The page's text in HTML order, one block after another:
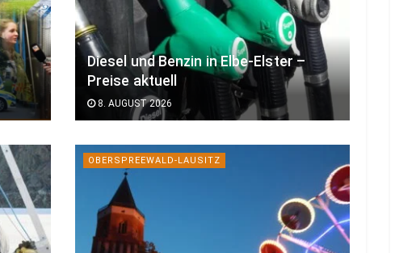
Diesel und Benzin in Elbe-Elster –
Preise aktuell
8. AUGUST 2026
OBERSPREEWALD-LAUSITZ